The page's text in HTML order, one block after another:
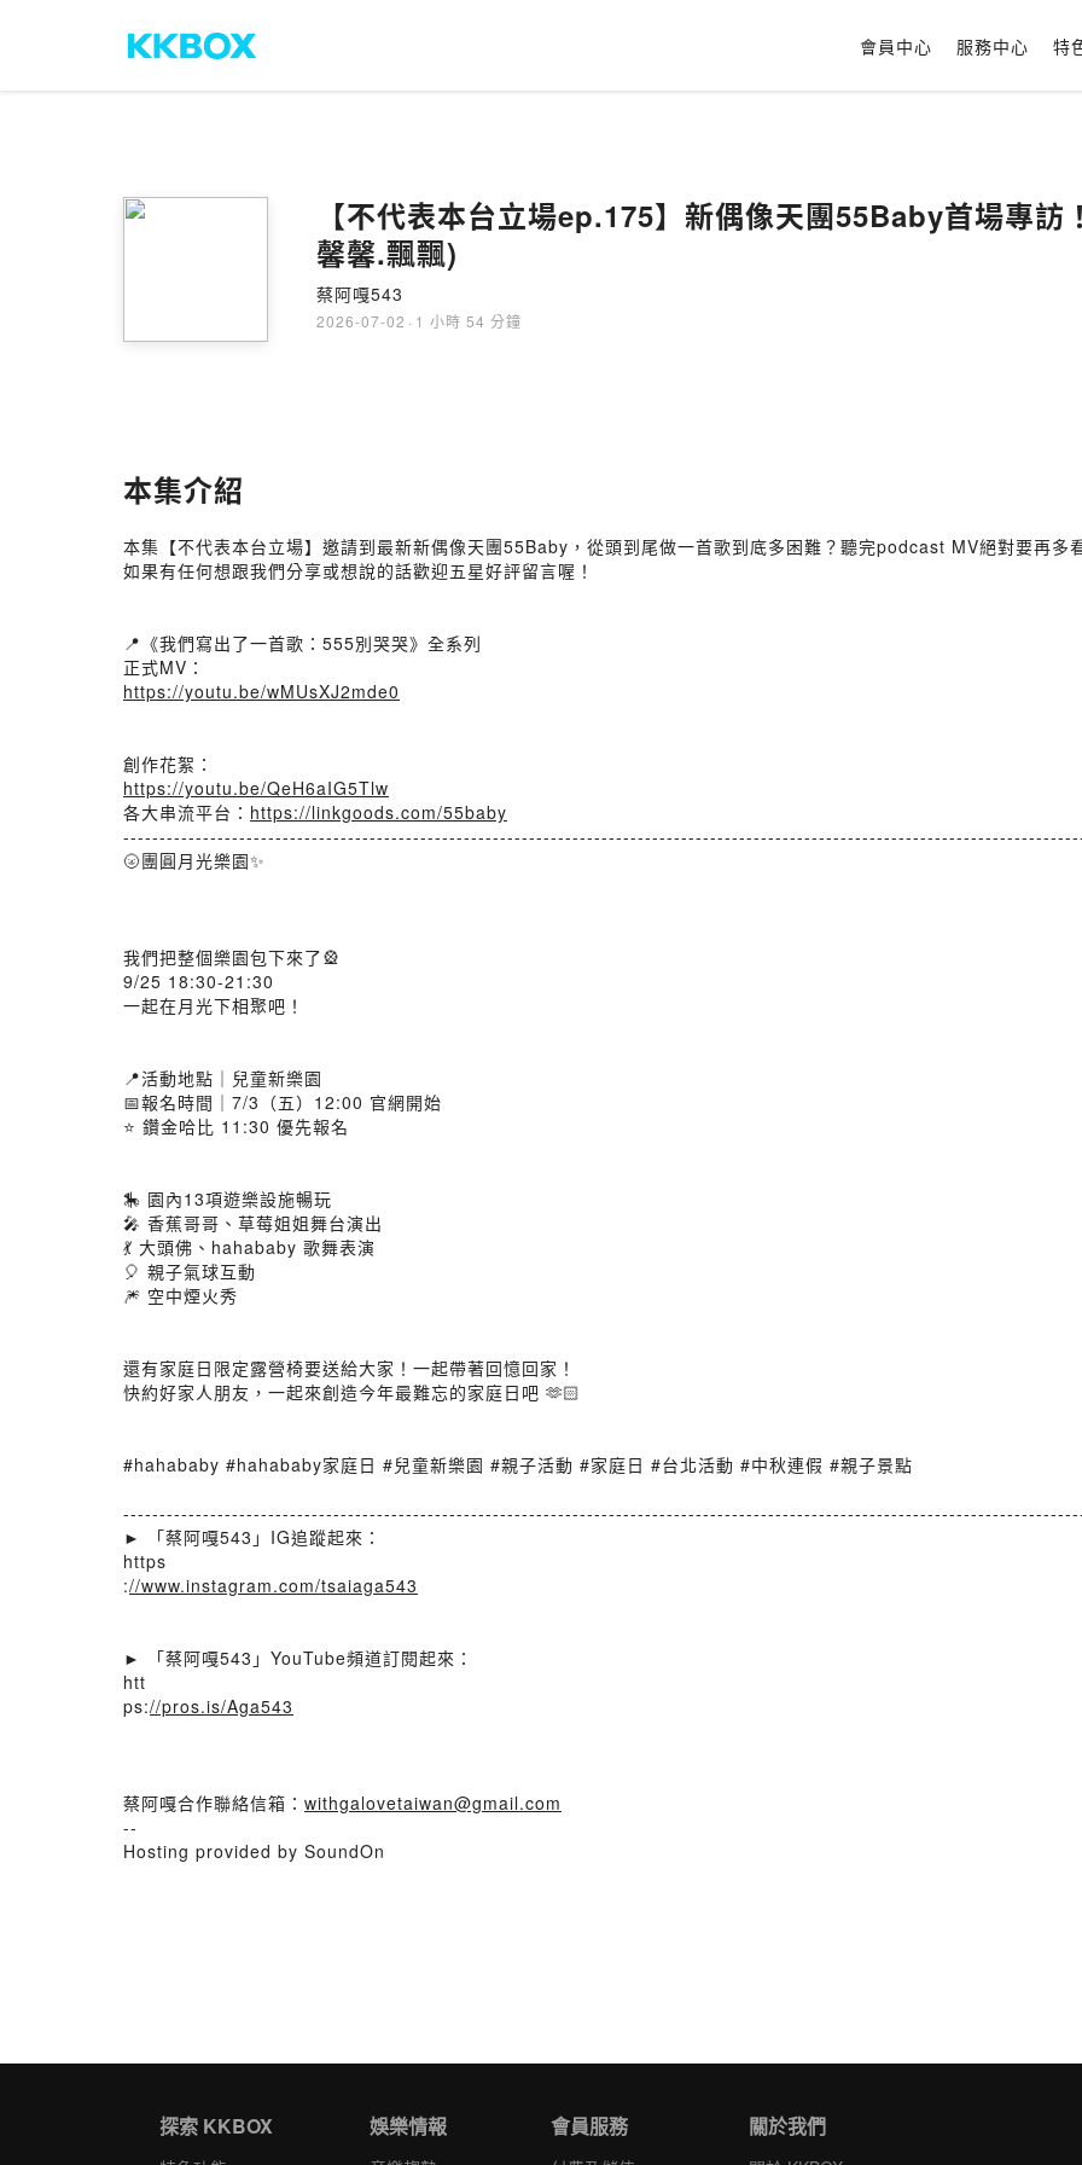
會員中心 服務中心 特
【不代表本台立場ep.175】新偶像天團55Baby首場專
馨馨.飄飄)
蔡阿嘎543
2026-07-02 · 1 小時 54 分鐘
本集介紹
本集【不代表本台立場】邀請到最新新偶像天團55Baby，從頭到尾做一首歌到底多困難？聽完podcast MV絕對要再多
如果有任何想跟我們分享或想說的話歡迎五星好評留言喔！
📍《我們寫出了一首歌：555別哭哭》全系列
正式MV：
https://youtu.be/wMUsXJ2mde0
創作花絮：
https://youtu.be/QeH6aIG5Tlw
各大串流平台： https://linkgoods.com/55baby
🌝團圓月光樂園✨
我們把整個樂園包下來了🎡
9/25 18:30-21:30
一起在月光下相聚吧！
📍活動地點｜兒童新樂園
📅報名時間｜7/3（五）12:00 官網開始
⭐ 鑽金哈比 11:30 優先報名
🎠 園內13項遊樂設施暢玩
🎤 香蕉哥哥、草莓姐姐舞台演出
💃 大頭佛、hahababy 歌舞表演
🎈 親子氣球互動
🎆 空中煙火秀
還有家庭日限定露營椅要送給大家！一起帶著回憶回家！
快約好家人朋友，一起來創造今年最難忘的家庭日吧 🫶🏻
#hahababy #hahababy家庭日 #兒童新樂園 #親子活動 #家庭日 #台北活動 #中秋連假 #親子景點
► 「蔡阿嘎543」IG追蹤起來：
https
://www.instagram.com/tsaiaga543
► 「蔡阿嘎543」YouTube頻道訂閱起來：
htt
ps://pros.is/Aga543
蔡阿嘎合作聯絡信箱： withgalovetaiwan@gmail.com
--
Hosting provided by SoundOn
探索 KKBOX 娛樂情報 會員服務 關於我們